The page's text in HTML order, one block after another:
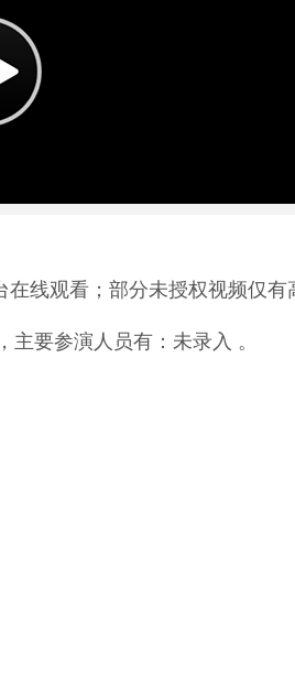
线观看；部分未授权视频仅有
要参演人员有：未录入 。